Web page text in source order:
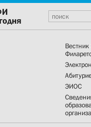
Вестник
ЭИОС